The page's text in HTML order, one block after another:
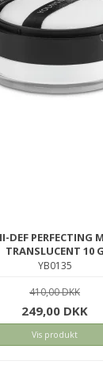
PERFECTING
TRANSLUCENT 10 G
YB0135
410,00 DKK
249,00 DKK
Vis produkt